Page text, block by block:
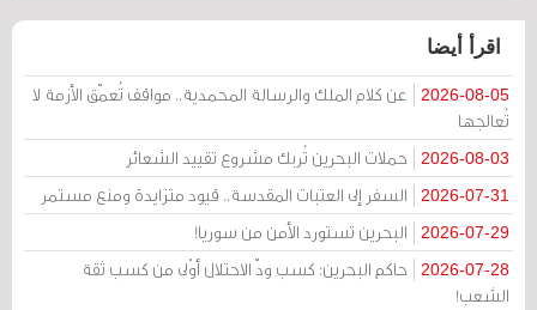
اقرأ أيضا
2026-08-05
عن كلام الملك والرسالة المحمدية.. مواقف تُعمّق الأزمة لا
تُعالجها
2026-08-03 حملات البحرين تُربك مشروع تقييد الشعائر
2026-07-31 السفر إلى العتبات المقدسة.. قيود متزايدة ومنع مستمر
2026-07-29 البحرين تستورد الأمن من سوريا!
2026-07-28
حاكم البحرين: كسب ودّ الاحتلال أوْلى من كسب ثقة
الشعب!